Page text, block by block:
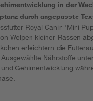
in der
durch angepasste
Royal Canin 'Mini
Welpen kleiner Rassen
erleichtern die
Nährstoffe
Gehirnentwicklung